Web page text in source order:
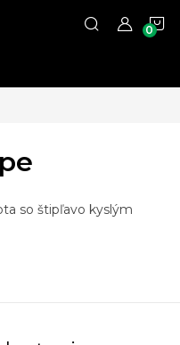
so štipľavo kyslým